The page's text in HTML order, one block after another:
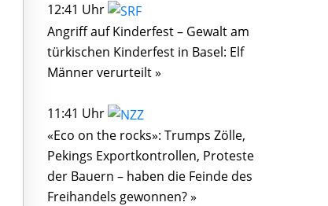
12:41 Uhr
Angriff auf Kinderfest – Gewalt am
türkischen Kinderfest in Basel: Elf
Männer verurteilt »
11:41 Uhr
«Eco on the rocks»: Trumps Zölle,
Pekings Exportkontrollen, Proteste
der Bauern – haben die Feinde des
Freihandels gewonnen? »